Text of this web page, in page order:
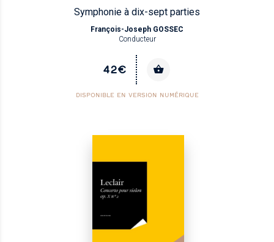
Symphonie à dix-sept parties
François-Joseph GOSSEC
Conducteur
42€
DISPONIBLE EN VERSION NUMÉRIQUE